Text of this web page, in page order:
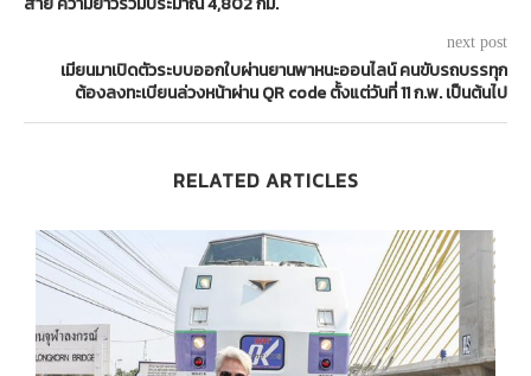
next post
เมียนมาเปิดตัวระบบออกใบผ่านยานพาหนะออนไลน์ คนขับรถบรรทุก
ต้องลงทะเบียนล่วงหน้าผ่าน QR code ตั้งแต่วันที่ 11 ก.พ. เป็นต้นไป
RELATED ARTICLES